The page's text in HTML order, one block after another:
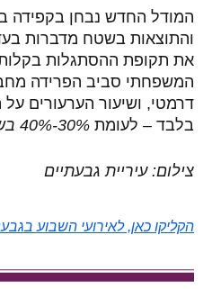
המודל החדש נבחן בקפידה
והתוצאות בשטח מדברות
את תקופת ההסתגלות
המשפחתי סביב הפרידה
בלבד – לעומת 30%-40% בשנים עברו
צילום: עיריית גבעתיים
הקליקו כאן, לאירועי השבוע